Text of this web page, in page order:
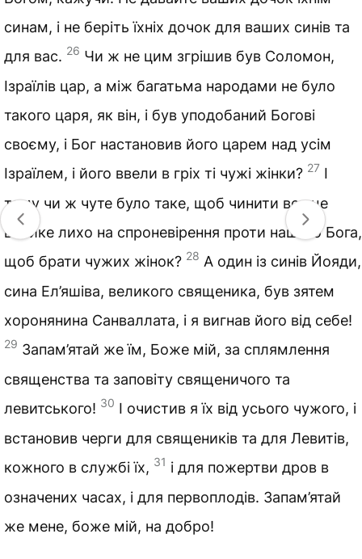
синам, і не беріть їхніх дочок для ваших синів та
для вас. 26 Чи ж не цим згрішив був Соломон,
Ізраїлів цар, а між багатьма народами не було
такого царя, як він, і був уподобаний Богові
своєму, і Бог настановив його царем над усім
Ізраїлем, і його ввели в гріх ті чужі жінки? 27 І
тому чи ж чуте було таке, щоб чинити все це
велике лихо на спроневірення проти нашого Бога,
щоб брати чужих жінок? 28 А один із синів Йояди,
сина Ел’яшіва, великого священика, був зятем
хоронянина Санваллата, і я вигнав його від себе!
29 Запам’ятай же їм, Боже мій, за сплямлення
священства та заповіту священичого та
левитського! 30 І очистив я їх від усього чужого, і
встановив черги для священиків та для Левитів,
кожного в службі їх, 31 і для пожертви дров в
означених часах, і для первоплодів. Запам’ятай
же мене, боже мій, на добро!